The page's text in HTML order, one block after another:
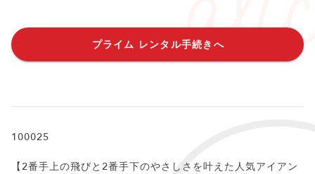
プライム レンタル手続きへ
100025
【2番手上の飛びと2番手下のやさしさを叶えた人気アイアン